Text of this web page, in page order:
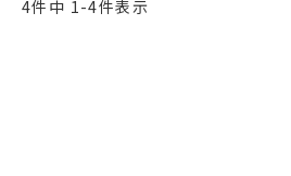
4件中 1 -4件表示